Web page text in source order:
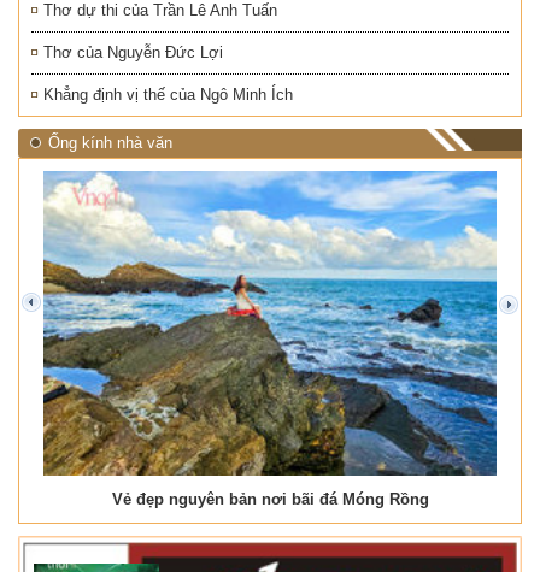
Thơ dự thi của Trần Lê Anh Tuấn
Thơ của Nguyễn Đức Lợi
Khẳng định vị thế của Ngô Minh Ích
Ống kính nhà văn
Vẻ đẹp nguyên bản nơi bãi đá Móng Rồng
prev next